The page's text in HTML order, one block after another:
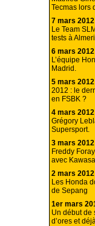
Tecmas lors
7 mars 2012
Le Team
tests à
6 mars 2012
L’équipe
Madrid.
5 mars 2012
2012 : le
en FSBK ?
4 mars 2012
Grégory
Supersport.
3 mars 2012
Freddy
avec
2 mars 2012
Les Honda
de Sepang
1er mars
Un début de
d’ores et